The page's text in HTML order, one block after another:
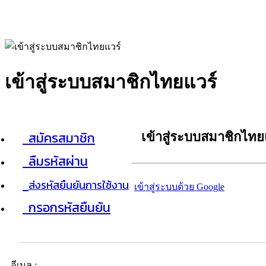
เข้าสู่ระบบสมาชิกไทยแวร์
สมัครสมาชิก
ลืมรหัสผ่าน
ส่งรหัสยืนยันการใช้งาน
กรอกรหัสยืนยัน
เข้าสู่ระบบสมาชิกไท
เข้าสู่ระบบด้วย Google